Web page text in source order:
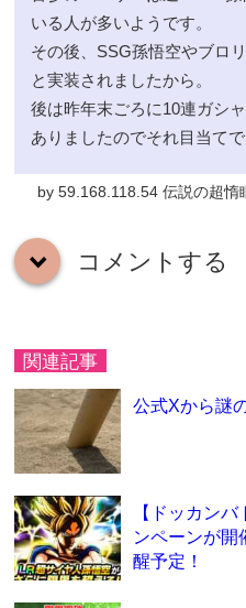
いる人が多いようです。
その後、SSG孫悟空やブロ
と実装されましたから。
後は昨年末ごろに10連ガシ
ありましたのでそれ目当て
by 59.168.118.54 伝説の超惰
down コメントする
関連記事
公式Xから謎
【ドッカン
ンペーンが開
醒予定！